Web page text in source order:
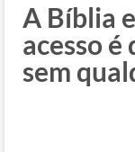
A Bíblia
acesso
sem